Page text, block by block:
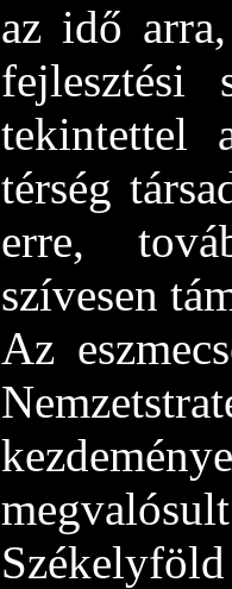
az idő
fejlesztési
tekintettel
térség
erre,
szívesen
Az